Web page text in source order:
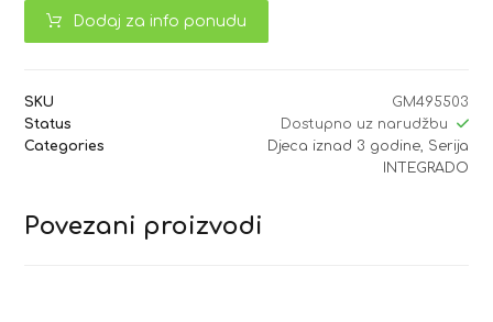
Dodaj za info ponudu
SKU
GM495503
Status
Dostupno uz narudžbu
Categories
Djeca iznad 3 godine, Serija
INTEGRADO
Povezani proizvodi